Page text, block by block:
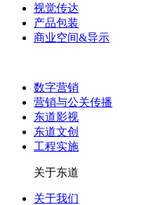
视觉传达
产品包装
商业空间&导示
数字营销
营销与公关传播
东道影视
东道文创
工程实施
关于东道
关于我们